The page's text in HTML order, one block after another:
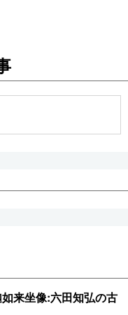
来坐像:六田知弘の古